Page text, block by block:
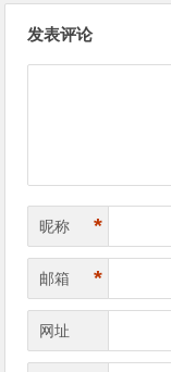
发表评论
昵称 *
邮箱 *
网址